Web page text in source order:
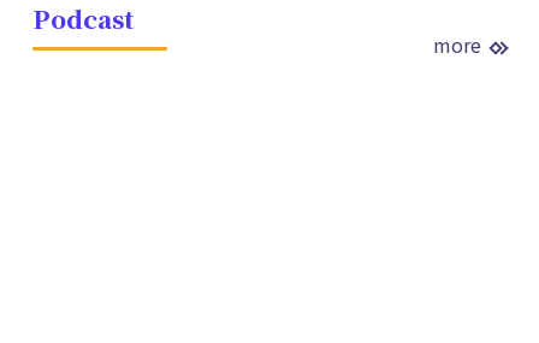
Podcast
more